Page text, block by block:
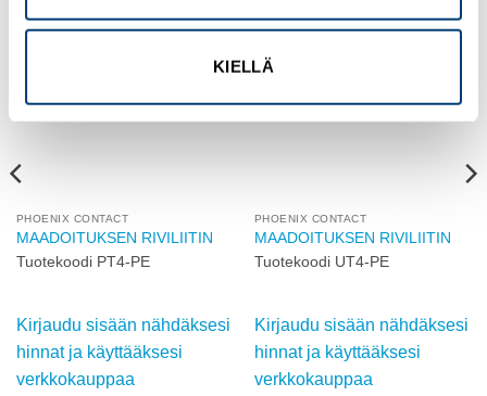
KIELLÄ
PHOENIX CONTACT
MAADOITUKSEN RIVILIITIN
Tuotekoodi PT4-PE
Kirjaudu sisään nähdäksesi
hinnat ja käyttääksesi
verkkokauppaa
PHOENIX CONTACT
MAADOITUKSEN RIVILIITIN
Tuotekoodi UT4-PE
Kirjaudu sisään nähdäksesi
hinnat ja käyttääksesi
verkkokauppaa